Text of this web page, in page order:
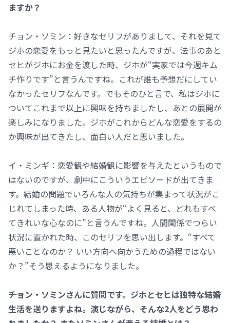
ますか？
チョン・ソミン：好きなセリフがありまして、それを見て
ジホの恋愛をもっと見たいと思ったんですが、法事のあと
セヒがジホにお金を渡した時、ジホが“実家では今週キム
チ作りです”と言うんですね。これが誰も予想だにしてい
なかったセリフなんです。でもそのひと言で、私はジホに
ついてこれまで以上に興味を持ちましたし、あとの展開が
楽しみになりました。ジホがこれからどんな恋愛をするの
か興味が出てきたし、面白い人だと思いました。
イ・ミンギ：恋愛観や結婚観に影響を与えたというもので
はないのですが、劇中にこういうエピソードが出てきま
す。結婚の問題でいろんな人の気持ちが集まって状況がこ
じれてしまった時、ある人物が“よく見ると、どれもすべ
てきれいな心なのに”と言うんですね。人間関係でつらい
状況に置かれた時、このセリフを思い出します。“すべて
悪いことなのか？ いい方向へ向かうための過程ではない
か？”そう思えるようになりました。
――チョン・ソミンさんに質問です。ジホとセヒは独特な結婚
生活を送りますよね。演じながら、そんな2人をどう思わ